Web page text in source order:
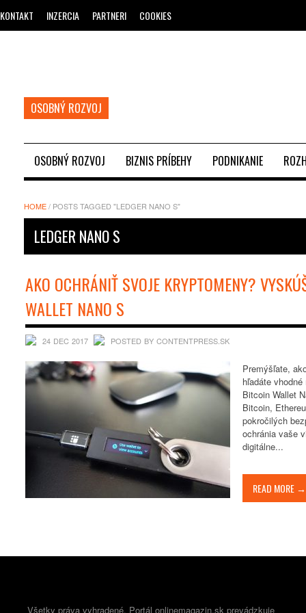
KONTAKT INZERCIA PARTNERI COOKIES
OSOBNÝ ROZVOJ
OSOBNÝ ROZVOJ BIZNIS PRÍBEHY PODNIKANIE
HOME/ POSTS TAGGED "LEDGER NANO S"
LEDGER NANO S
AKO OCHRÁNIŤ SVOJE KRYPTOMENY?
WALLET NANO S
24 DEC 2017 POSTED BY CONTENTPRESS.SK
Premýšľate,
hľadáte
Bitcoin Wallet
Bitcoin,
pokročilých
ochránia vaše
digitálne...
READ MORE →
Všetky práva vyhradené. Portál onlinemagazin.sk prevádzkuje